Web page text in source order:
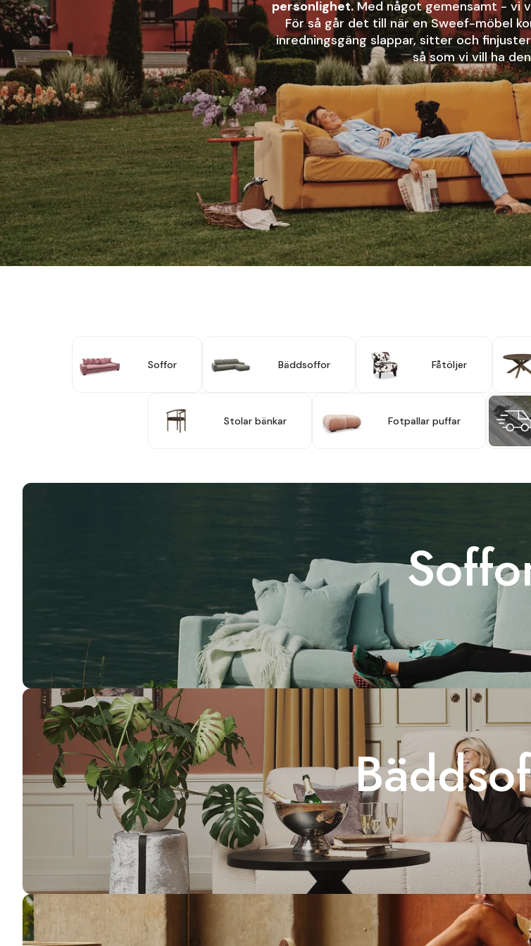
personlighet.Med något gemensamt - vi
För så går det till när en Sweef-möbel
inredningsgäng slappar, sitter och
så som vi vill ha
Soffor Bäddsoffor Fåtöljer
Stolar bänkar Fotpallar puffar